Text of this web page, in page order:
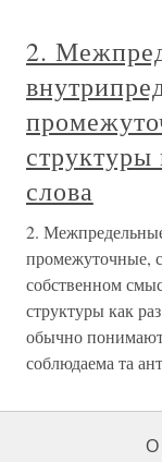
2.
слова
2.
промежуточные,
собственном
структуры как
обычно
соблюдаема та
О